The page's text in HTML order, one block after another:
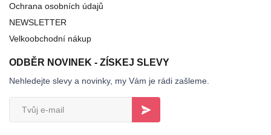
Ochrana osobních údajů
NEWSLETTER
Velkoobchodní nákup
ODBĚR NOVINEK - ZÍSKEJ SLEVY
Nehledejte slevy a novinky, my Vám je rádi zašleme.